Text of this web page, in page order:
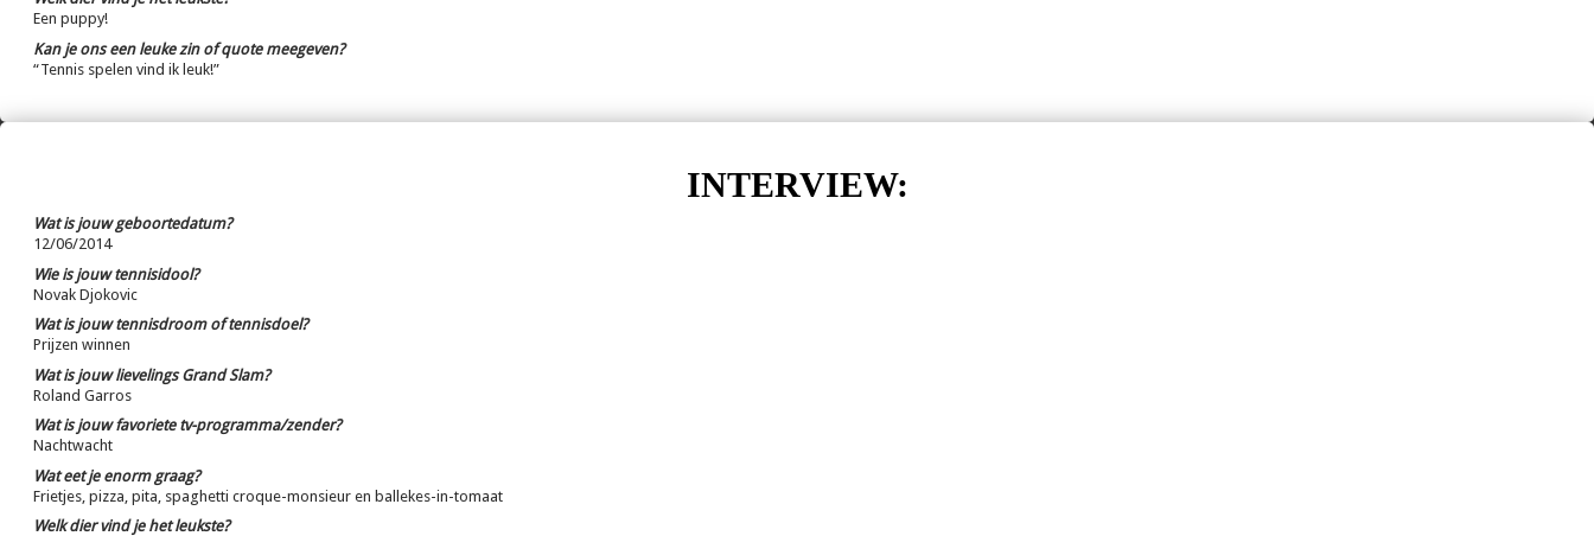
Een puppy!
Kan je ons een leuke zin of quote meegeven?
“Tennis spelen vind ik leuk!”
INTERVIEW:
Wat is jouw geboortedatum?
12/06/2014
Wie is jouw tennisidool?
Novak Djokovic
Wat is jouw tennisdroom of tennisdoel?
Prijzen winnen
Wat is jouw lievelings Grand Slam?
Roland Garros
Wat is jouw favoriete tv-programma/zender?
Nachtwacht
Wat eet je enorm graag?
Frietjes, pizza, pita, spaghetti croque-monsieur en ballekes-in-tomaat
Welk dier vind je het leukste?